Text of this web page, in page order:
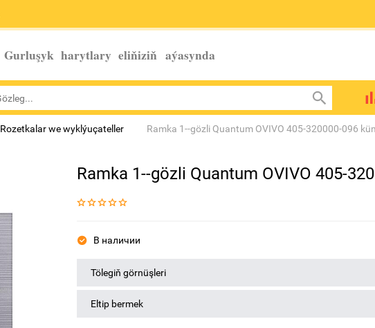
Gurluşyk harytlary eliňiziň aýasynda
Rozetkalar we wyklýuçateller Ramka 1--gözli Quantum OVIVO 405-320000-096
Ramka 1--gözli Quantum OVIVO 405-
В наличии
Tölegiň görnüşleri
Eltip bermek